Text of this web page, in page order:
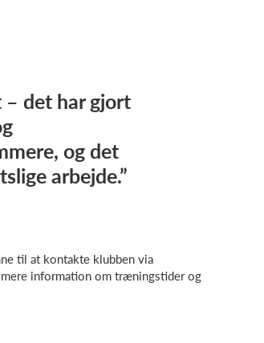
– det har gjort
og det
arbejde.”
til at kontakte klubben via
information om træningstider og